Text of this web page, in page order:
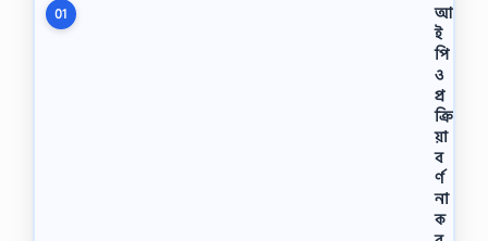
01
আ
ই
পি
ও
প্র
ক্রি
য়া
ব
র্ণ
না
ক